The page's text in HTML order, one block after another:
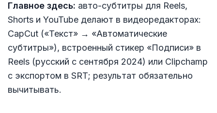
Главное здесь: авто-субтитры для Reels,
Shorts и YouTube делают в видеоредакторах:
CapCut («Текст» → «Автоматические
субтитры»), встроенный стикер «Подписи» в
Reels (русский с сентября 2024) или Clipchamp
с экспортом в SRT; результат обязательно
вычитывать.